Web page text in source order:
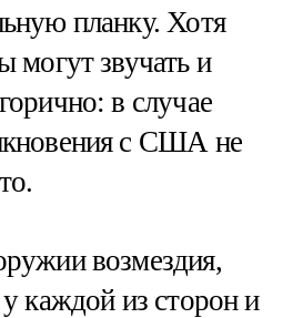
планку. Хотя
могут звучать и
в случае
с США не
возмездия,
у каждой из сторон и